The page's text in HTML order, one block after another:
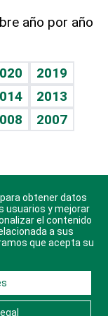
año por año
2019
2013
2007
Android, iOS y
reservados.
Contacto
obtener datos
usuarios y mejorar
el contenido
a sus
que acepta su